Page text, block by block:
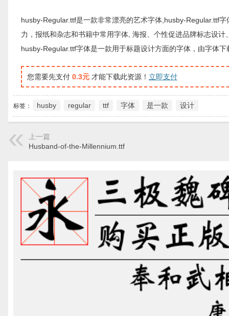
husby-Regular.ttf是一款非常漂亮的艺术字体,husby-Regular.ttf
力，报纸和杂志和书籍中常用字体, 海报、个性促进品牌标志设计
husby-Regular.ttf字体是一款用于标题设计方面的字体，由字体
您需要先支付 0.3元 才能下载此资源！ 立即支付
标签： husby regular ttf 字体 是一款 设计
上一篇
Husband-of-the-Millennium.ttf